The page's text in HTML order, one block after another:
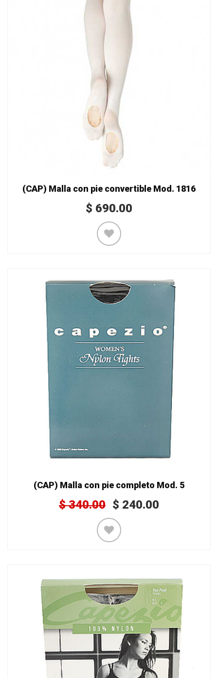
(CAP) Malla con pie convertible Mod. 1816
$ 690.00
(CAP) Malla con pie completo Mod. 5
$340.00 $ 240.00